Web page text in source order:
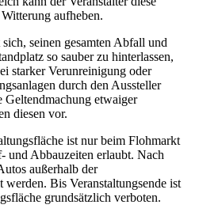
aufheben.
seinen gesamten Abfall und
so sauber zu hinterlassen,
starker Verunreinigung oder
durch den Aussteller
Geltendmachung etwaiger
diesen vor.
ist nur beim Flohmarkt
und Abbauzeiten erlaubt. Nach
außerhalb der
werden. Bis Veranstaltungsende ist
grundsätzlich verboten.